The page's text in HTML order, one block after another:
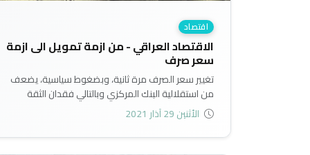
اقتصاد
الاقتصاد العراقي - من ازمة تمويل الى ازمة
سعر صرف
تغيير سعر الصرف مرة ثانية، وبضغوط سياسية، يضعف
من استقلالية البنك المركزي وبالتالي فقدان الثقة
بالسياسة النقدية في العراق..
الأثنين 29 آذار 2021